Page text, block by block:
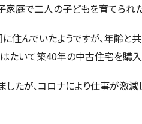
庭で二人の子どもを育てられた
んでいたようですが、年齢と
たいて築40年の中古住宅を購入
たが、コロナにより仕事が激減